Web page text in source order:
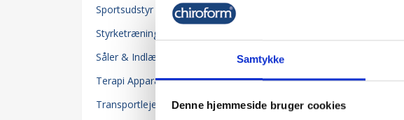
Samtykke
Denne hjemmeside bruger cookies
Sportsudstyr
Styrketræning
Såler & Indlæg 20
Terapi Apparater 118
Transportleje-Senge 2
kr.